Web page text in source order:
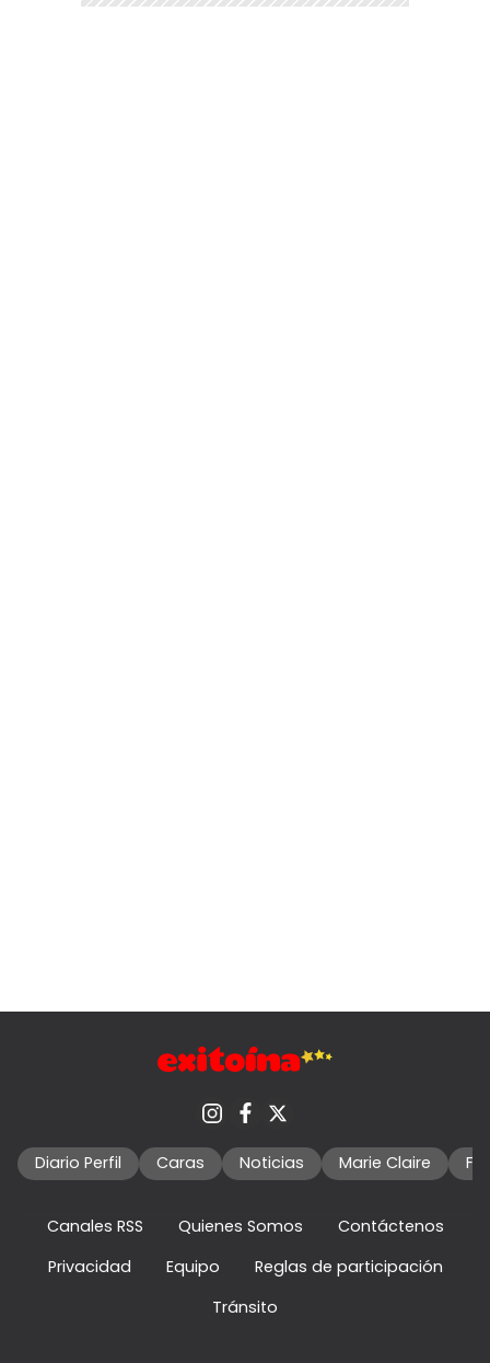
Diario Perfil Caras Noticias Marie Claire
Canales RSS Quienes Somos
Contáctenos
Privacidad
Equipo
Reglas de participación
Tránsito